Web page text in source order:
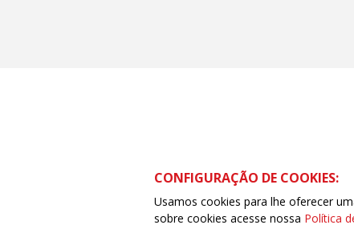
CONFIGURAÇÃO DE COOKIES:
Usamos cookies para lhe oferecer
sobre cookies acesse nossa Política